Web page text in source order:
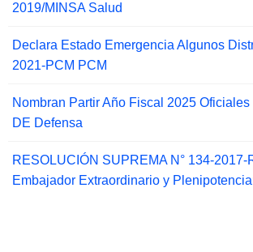
2019/MINSA Salud
Declara Estado Emergencia Algunos
2021-PCM PCM
Nombran Partir Año Fiscal 2025
DE Defensa
RESOLUCIÓN SUPREMA N° 134-2017-
Embajador Extraordinario y